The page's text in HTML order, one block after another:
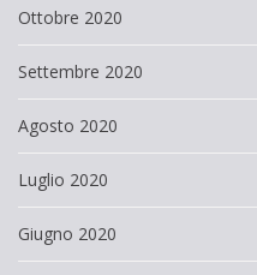
Ottobre 2020
Settembre 2020
Agosto 2020
Luglio 2020
Giugno 2020